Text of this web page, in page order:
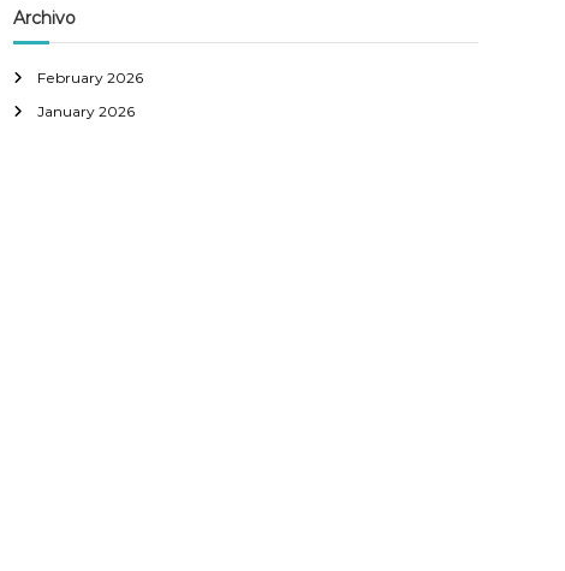
r
c
f
o
Archivo
February 2026
January 2026